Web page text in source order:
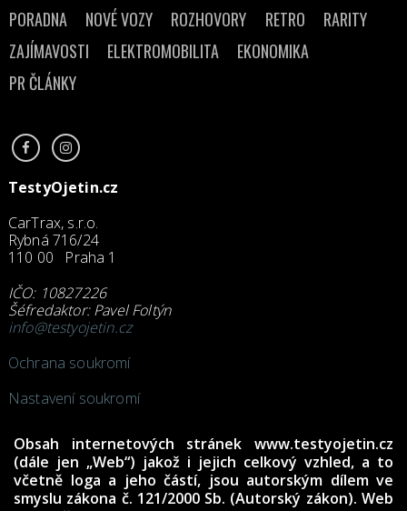
PORADNA
NOVÉ VOZY ROZHOVORY RETRO
RARITY
ZAJÍMAVOSTI
ELEKTROMOBILITA
EKONOMIKA
PR ČLÁNKY
TestyOjetin.cz
CarTrax, s.r.o.
Rybná 716/24
110 00 Praha 1
IČO: 10827226
Šéfredaktor: Pavel Foltýn
info@testyojetin.cz
Ochrana soukromí
Nastavení soukromí
Obsah internetových stránek www.testyojetin.cz
(dále jen „Web“) jakož i jejich celkový vzhled, a to
včetně loga a jeho částí, jsou autorským dílem ve
smyslu zákona č. 121/2000 Sb. (Autorský zákon). Web